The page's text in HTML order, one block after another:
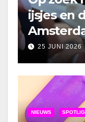
ijsjes en
25 JUNI 2026
NIEUWS